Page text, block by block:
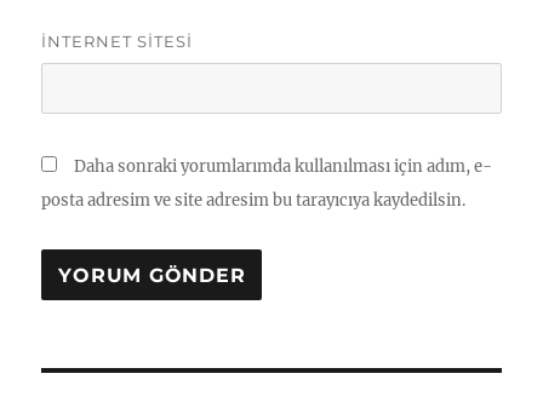
İNTERNET SITESI
Daha sonraki yorumlarımda kullanılması için adım, e-
posta adresim ve site adresim bu tarayıcıya kaydedilsin.